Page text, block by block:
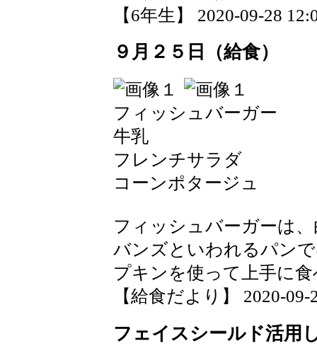
【6年生】 2020-09-28
９月２５日（給食）
フィッシュバーガー
牛乳
フレンチサラダ
コーンポタージュ
フィッシュバーガーは
バンズといわれるパン
プキンを使って上手に
【給食だより】 2020-09-
フェイスシールド活用